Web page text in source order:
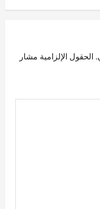
الحقول الإلزامية مشار